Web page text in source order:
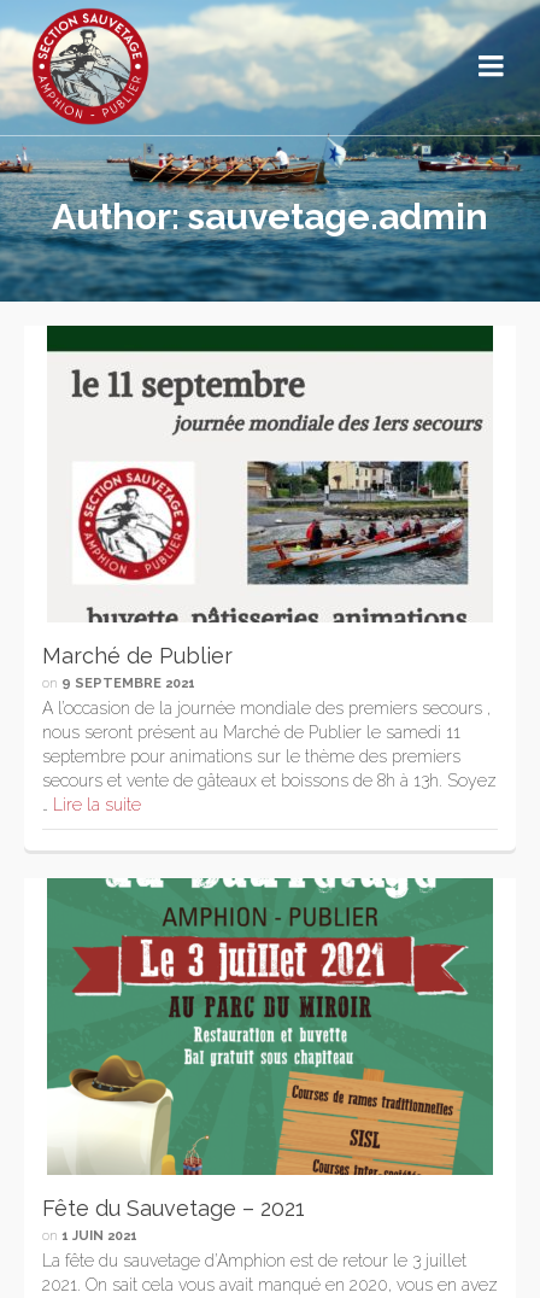
Author: sauvetage.admin
Marché de Publier
on 9 SEPTEMBRE 2021
A l’occasion de la journée mondiale des premiers secours ,
nous seront présent au Marché de Publier le samedi 11
septembre pour animations sur le thème des premiers
secours et vente de gâteaux et boissons de 8h à 13h. Soyez
Lire la suite
Fête du Sauvetage – 2021
on 1 JUIN 2021
La fête du sauvetage d’Amphion est de retour le 3 juillet
2021. On sait cela vous avait manqué en 2020, vous en avez